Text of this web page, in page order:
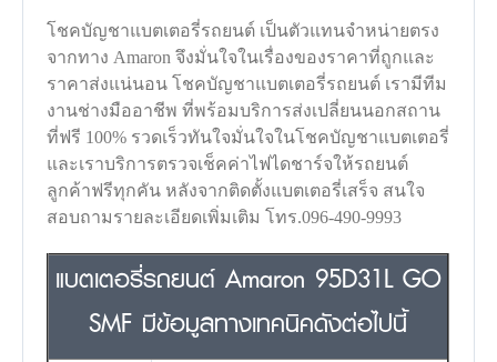
โชคบัญชาแบตเตอรี่รถยนต์ เป็นตัวแทนจำหน่ายตรง
จากทาง Amaron จึงมั่นใจในเรื่องของราคาที่ถูกและ
ราคาส่งแน่นอน โชคบัญชาแบตเตอรี่รถยนต์ เรามีทีม
งานช่างมืออาชีพ ที่พร้อมบริการส่งเปลี่ยนนอกสถาน
ที่ฟรี 100% รวดเร็วทันใจมั่นใจในโชคบัญชาแบตเตอรี่
และเราบริการตรวจเช็คค่าไฟไดชาร์จให้รถยนต์
ลูกค้าฟรีทุกคัน หลังจากติดตั้งแบตเตอรี่เสร็จ สนใจ
สอบถามรายละเอียดเพิ่มเติม โทร.096-490-9993
แบตเตอรี่รถยนต์ Amaron 95D31L GO
SMF มีข้อมูลทางเทคนิคดังต่อไปนี้